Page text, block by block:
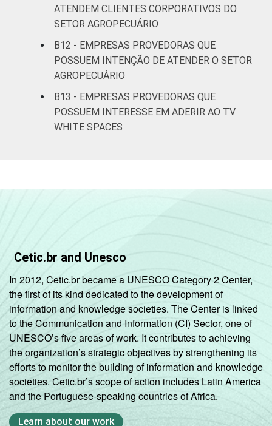
Pequena (de
pessoas
ocupadas)
0
Média (de 50
a 249
pessoas
1 0
1 1 12
informações
0
Fonte: Núcleo de Informação e Coordenação
do Ponto BR. (2025). Pesquisa sobre o setor
de provimento de serviços de Internet no
Brasil: TIC Provedores 2024 [Tabelas].
ATENDEM CLIENTES CORPORATIVOS DO
SETOR AGROPECUÁRIO
B12 - EMPRESAS PROVEDORAS QUE
POSSUEM INTENÇÃO DE ATENDER O SETOR
AGROPECUÁRIO
B13 - EMPRESAS PROVEDORAS QUE
POSSUEM INTERESSE EM ADERIR AO TV
WHITE SPACES
Cetic.br and Unesco
In 2012, Cetic.br became a UNESCO Category 2 Center,
the first of its kind dedicated to the development of
information and knowledge societies. The Center is linked
to the Communication and Information (CI) Sector, one of
UNESCO’s five areas of work. It contributes to achieving
the organization’s strategic objectives by strengthening its
efforts to monitor the building of information and knowledge
societies. Cetic.br’s scope of action includes Latin America
and the Portuguese-speaking countries of Africa.
Learn about our work